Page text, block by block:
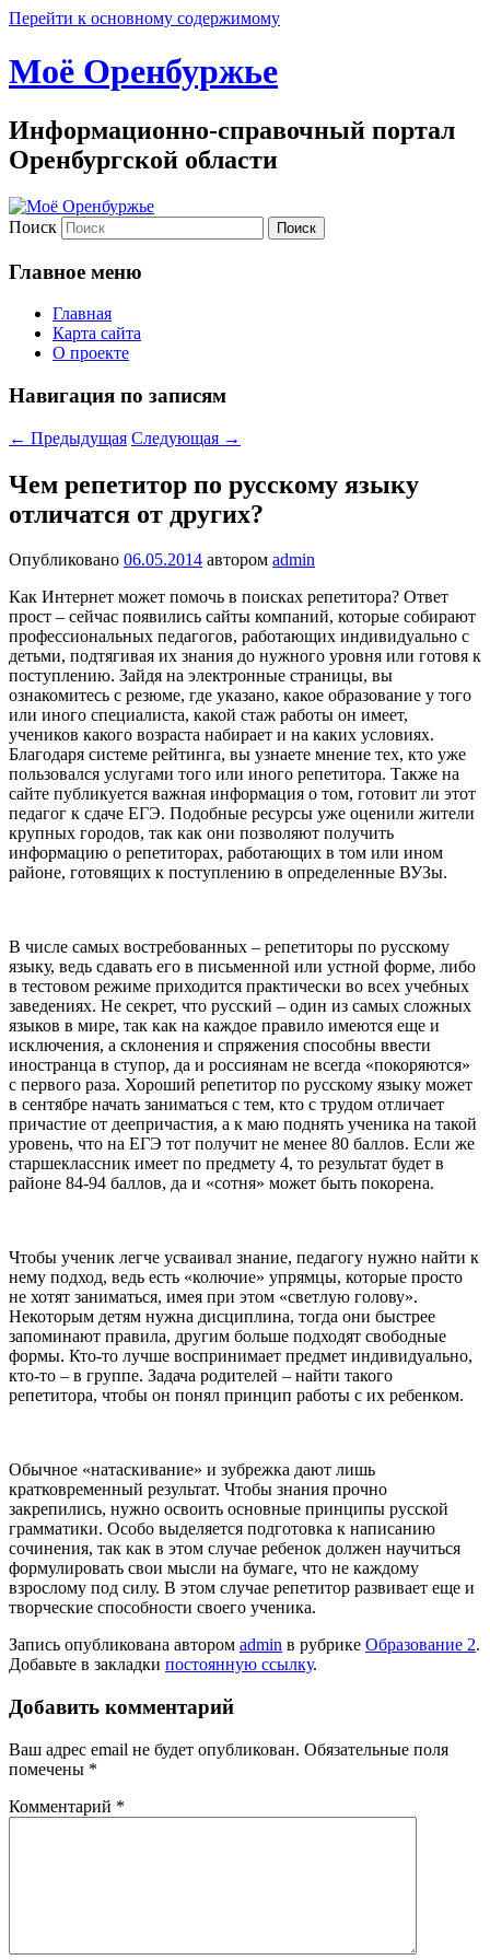
Перейти к основному содержимому
Моё Оренбуржье
Информационно-справочный портал
Оренбургской области
Поиск
Главное меню
Главная
Карта сайта
О проекте
Навигация по записям
← Предыдущая Следующая →
Чем репетитор по русскому языку
отличатся от других?
Опубликовано 06.05.2014 автором admin
Как Интернет может помочь в поисках репетитора? Ответ
прост – сейчас появились сайты компаний, которые собирают
профессиональных педагогов, работающих индивидуально с
детьми, подтягивая их знания до нужного уровня или готовя к
поступлению. Зайдя на электронные страницы, вы
ознакомитесь с резюме, где указано, какое образование у того
или иного специалиста, какой стаж работы он имеет,
учеников какого возраста набирает и на каких условиях.
Благодаря системе рейтинга, вы узнаете мнение тех, кто уже
пользовался услугами того или иного репетитора. Также на
сайте публикуется важная информация о том, готовит ли этот
педагог к сдаче ЕГЭ. Подобные ресурсы уже оценили жители
крупных городов, так как они позволяют получить
информацию о репетиторах, работающих в том или ином
районе, готовящих к поступлению в определенные ВУЗы.
В числе самых востребованных – репетиторы по русскому
языку, ведь сдавать его в письменной или устной форме, либо
в тестовом режиме приходится практически во всех учебных
заведениях. Не секрет, что русский – один из самых сложных
языков в мире, так как на каждое правило имеются еще и
исключения, а склонения и спряжения способны ввести
иностранца в ступор, да и россиянам не всегда «покоряются»
с первого раза. Хороший репетитор по русскому языку может
в сентябре начать заниматься с тем, кто с трудом отличает
причастие от деепричастия, а к маю поднять ученика на такой
уровень, что на ЕГЭ тот получит не менее 80 баллов. Если же
старшеклассник имеет по предмету 4, то результат будет в
районе 84-94 баллов, да и «сотня» может быть покорена.
Чтобы ученик легче усваивал знание, педагогу нужно найти к
нему подход, ведь есть «колючие» упрямцы, которые просто
не хотят заниматься, имея при этом «светлую голову».
Некоторым детям нужна дисциплина, тогда они быстрее
запоминают правила, другим больше подходят свободные
формы. Кто-то лучше воспринимает предмет индивидуально,
кто-то – в группе. Задача родителей – найти такого
репетитора, чтобы он понял принцип работы с их ребенком.
Обычное «натаскивание» и зубрежка дают лишь
кратковременный результат. Чтобы знания прочно
закрепились, нужно освоить основные принципы русской
грамматики. Особо выделяется подготовка к написанию
сочинения, так как в этом случае ребенок должен научиться
формулировать свои мысли на бумаге, что не каждому
взрослому под силу. В этом случае репетитор развивает еще и
творческие способности своего ученика.
Запись опубликована автором admin в рубрике Образование 2.
Добавьте в закладки постоянную ссылку.
Добавить комментарий
Ваш адрес email не будет опубликован. Обязательные поля
помечены *
Комментарий *